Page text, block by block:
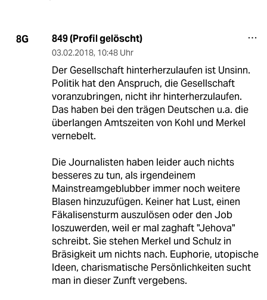
8G 849 (Profil gelöscht)
03.02.2018, 10:48 Uhr
Der Gesellschaft hinterherzulaufen ist Unsinn.
Politik hat den Anspruch, die Gesellschaft
voranzubringen, nicht ihr hinterherzulaufen.
Das haben bei den trägen Deutschen u.a. die
überlangen Amtszeiten von Kohl und Merkel
vernebelt.
Die Journalisten haben leider auch nichts
besseres zu tun, als irgendeinem
Mainstreamgeblubber immer noch weitere
Blasen hinzuzufügen. Keiner hat Lust, einen
Fäkalisensturm auszulösen oder den Job
loszuwerden, weil er mal zaghaft "Jehova"
schreibt. Sie stehen Merkel und Schulz in
Bräsigkeit um nichts nach. Euphorie, utopische
Ideen, charismatische Persönlichkeiten sucht
man in dieser Zunft vergebens.